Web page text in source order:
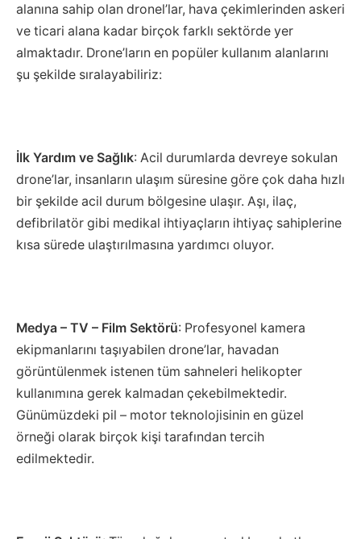
alanına sahip olan dronel’lar, hava çekimlerinden askeri
ve ticari alana kadar birçok farklı sektörde yer
almaktadır. Drone’ların en popüler kullanım alanlarını
şu şekilde sıralayabiliriz:
İlk Yardım ve Sağlık: Acil durumlarda devreye sokulan
drone’lar, insanların ulaşım süresine göre çok daha hızlı
bir şekilde acil durum bölgesine ulaşır. Aşı, ilaç,
defibrilatör gibi medikal ihtiyaçların ihtiyaç sahiplerine
kısa sürede ulaştırılmasına yardımcı oluyor.
Medya – TV – Film Sektörü: Profesyonel kamera
ekipmanlarını taşıyabilen drone’lar, havadan
görüntülenmek istenen tüm sahneleri helikopter
kullanımına gerek kalmadan çekebilmektedir.
Günümüzdeki pil – motor teknolojisinin en güzel
örneği olarak birçok kişi tarafından tercih
edilmektedir.